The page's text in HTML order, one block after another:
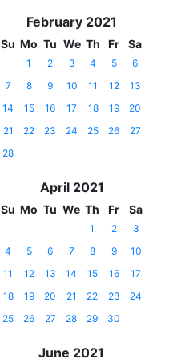
February 2021
Su Mo Tu We Th Fr Sa
1 2 3 4 5
6
7
8 9 10 11 12
13
14
15 16 17 18 19
20
21
22 23 24 25 26
27
28
April 2021
Su Mo Tu We Th Fr Sa
1 2
3
4
5 6 7 8 9
10
11
12 13 14 15 16
17
18
19 20 21 22 23
24
25
26 27 28 29 30
June 2021